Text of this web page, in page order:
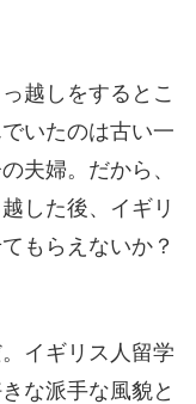
越しをするとこ
いたのは古い一
夫婦。だから、
した後、イギリ
もらえないか？
イギリス人留学
な派手な風貌と